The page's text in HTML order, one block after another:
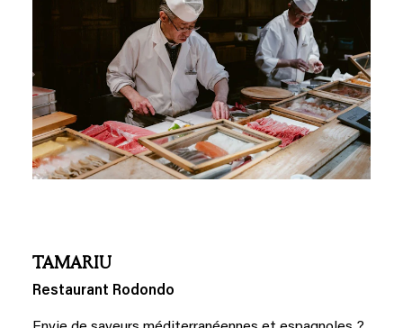
TAMARIU
Restaurant Rodondo